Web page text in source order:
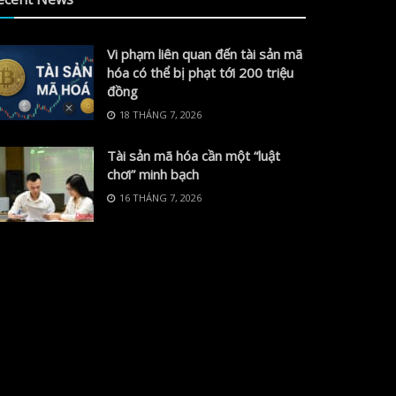
Vi phạm liên quan đến tài sản mã
hóa có thể bị phạt tới 200 triệu
đồng
18 THÁNG 7, 2026
Tài sản mã hóa cần một “luật
chơi” minh bạch
16 THÁNG 7, 2026